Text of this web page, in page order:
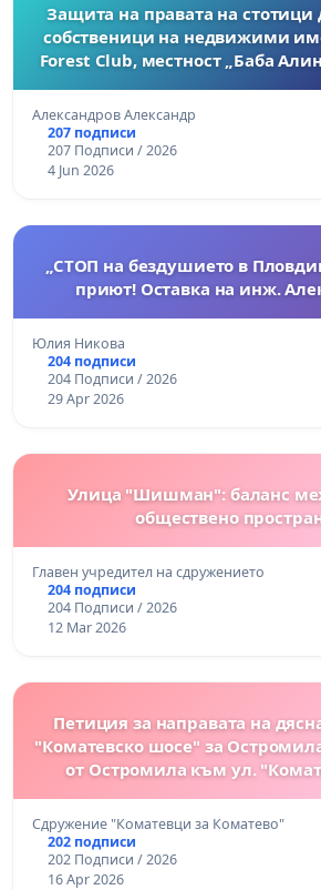
Защита на правата на стотици
собственици на недвижими
Forest Club, местност „Баба
Александров Александр
207 подписи
207 Подписи / 2026
4 Jun 2026
„СТОП на бездушието в
приют! Оставка на инж.
Юлия Никова
204 подписи
204 Подписи / 2026
29 Apr 2026
Улица "Шишман": баланс
обществено
Главен учредител на сдружението
204 подписи
204 Подписи / 2026
12 Mar 2026
Петиция за направата на
"Коматевско шосе" за Остромила и дясна
от Остромила към ул.
Сдружение "Коматевци за Коматево"
202 подписи
202 Подписи / 2026
16 Apr 2026